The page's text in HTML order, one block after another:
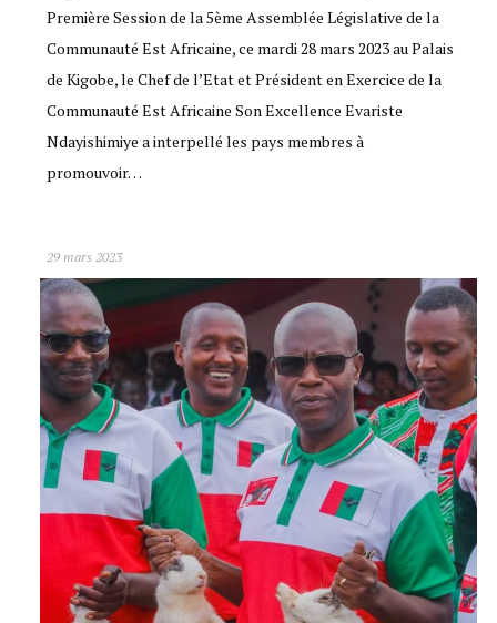
Première Session de la 5ème Assemblée Législative de la
Communauté Est Africaine, ce mardi 28 mars 2023 au Palais
de Kigobe, le Chef de l’Etat et Président en Exercice de la
Communauté Est Africaine Son Excellence Evariste
Ndayishimiye a interpellé les pays membres à
promouvoir…
29 mars 2023